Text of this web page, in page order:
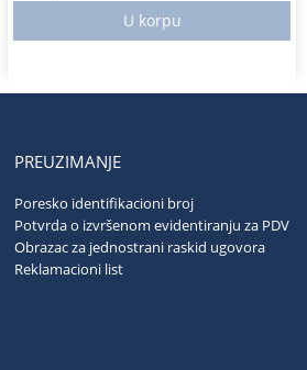
U korpu
PREUZIMANJE
Poresko identifikacioni broj
Potvrda o izvršenom evidentiranju za PDV
Obrazac za jednostrani raskid ugovora
Reklamacioni list